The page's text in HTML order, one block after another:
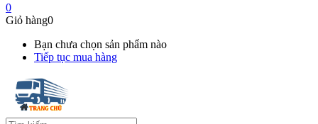
0
Giỏ hàng0
Bạn chưa chọn sản phẩm nào
Tiếp tục mua hàng